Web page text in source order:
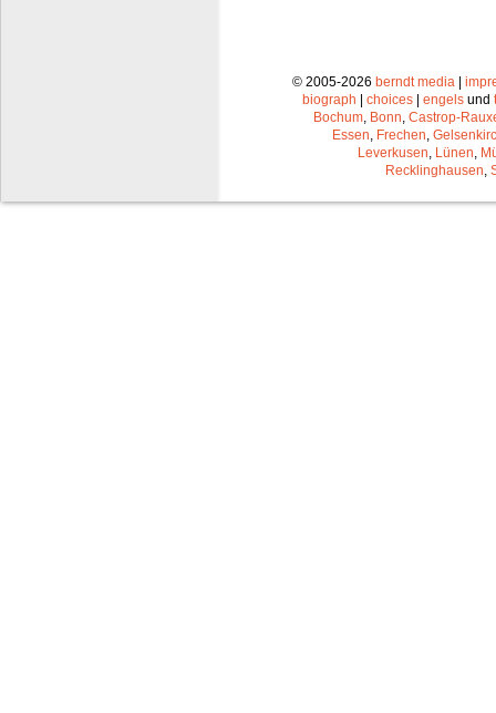
© 2005-2026 berndt media |
biograph | choices | engels und
Bochum Bonn Castrop-
Essen Frechen
Leverkusen Lünen
Recklinghausen